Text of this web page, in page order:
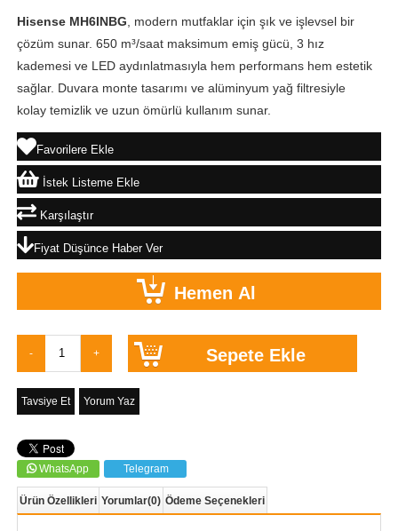
Hisense MH6INBG , modern mutfaklar için şık ve işlevsel bir
çözüm sunar. 650 m³/saat maksimum emiş gücü, 3 hız
kademesi ve LED aydınlatmasıyla hem performans hem estetik
sağlar. Duvara monte tasarımı ve alüminyum yağ filtresiyle
kolay temizlik ve uzun ömürlü kullanım sunar.
Favorilere Ekle
İstek Listeme Ekle
Karşılaştır
Fiyat Düşünce Haber Ver
Tavsiye Et Yorum Yaz
WhatsApp Telegram
Ürün Özellikleri Yorumlar(0) Ödeme Seçenekleri